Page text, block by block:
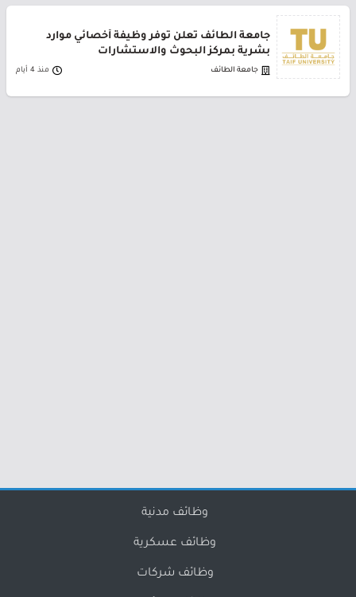
جامعة الطائف تعلن توفر وظيفة أخصائي موارد
بشرية بمركز البحوث والاستشارات
جامعة الطائف منذ 4 أيام
وظائف مدنية
وظائف عسكرية
وظائف شركات